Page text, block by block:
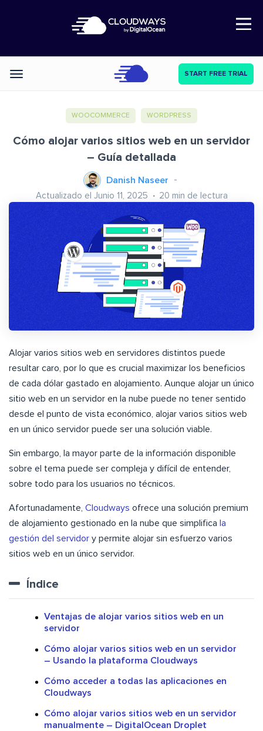
Open Nav
Categories START FREE TRIAL
WOOCOMMERCE WORDPRESS
Cómo alojar varios sitios web en un servidor
– Guía detallada
Danish Naseer
Actualizado el Junio 11, 2025 20 min de lectura
Alojar varios sitios web en servidores distintos puede
resultar caro, por lo que es crucial maximizar los beneficios
de cada dólar gastado en alojamiento. Aunque alojar un único
sitio web en un servidor en la nube puede no tener sentido
desde el punto de vista económico, alojar varios sitios web
en un único servidor puede ser una solución viable.
Sin embargo, la mayor parte de la información disponible
sobre el tema puede ser compleja y difícil de entender,
sobre todo para los usuarios no técnicos.
Afortunadamente, Cloudways ofrece una solución premium
de alojamiento gestionado en la nube que simplifica la
gestión del servidor y permite alojar sin esfuerzo varios
sitios web en un único servidor.
Índice
Ventajas de alojar varios sitios web en un
servidor
Cómo alojar varios sitios web en un servidor
– Usando la plataforma Cloudways
Cómo acceder a todas las aplicaciones en
Cloudways
Cómo alojar varios sitios web en un servidor
manualmente – DigitalOcean Droplet